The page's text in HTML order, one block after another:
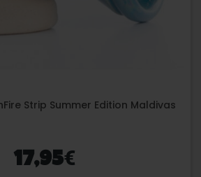
Strip Summer Edition Maldivas
17,95€